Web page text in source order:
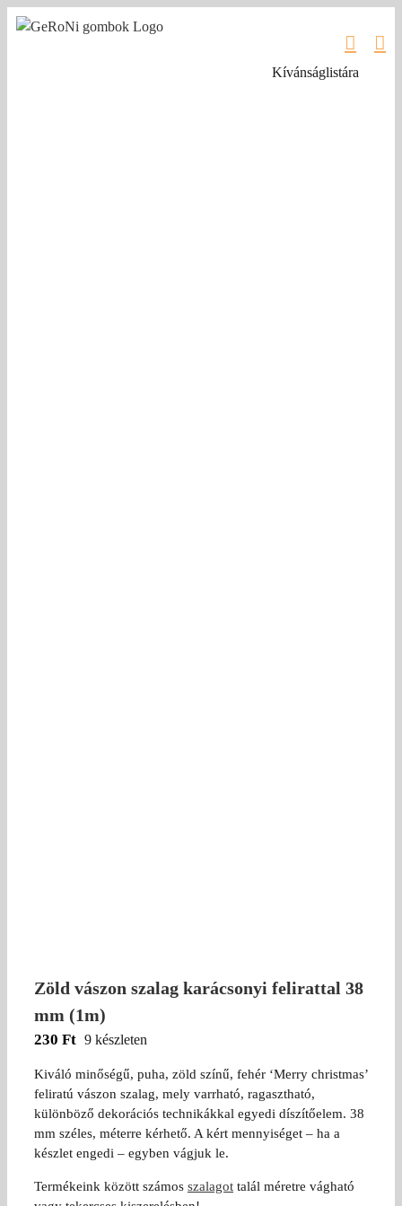
Kihagyás
Zöld vászon szalag karácsonyi felirattal 38
mm (1m)
230 Ft 9 készleten
Kiváló minőségű, puha, zöld színű, fehér ‘Merry christmas’
feliratú vászon szalag, mely varrható, ragasztható,
különböző dekorációs technikákkal egyedi díszítőelem. 38
mm széles, méterre kérhető. A kért mennyiséget – ha a
készlet engedi – egyben vágjuk le.
Termékeink között számos szalagot talál méretre vágható
Kívánságlistára